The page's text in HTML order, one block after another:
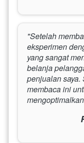
"Setelah
eksperimen
yang sangat
belanja
penjualan
membaca ini